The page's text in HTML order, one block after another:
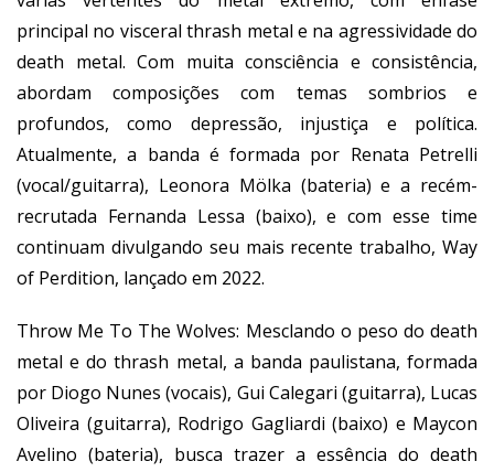
principal no visceral thrash metal e na agressividade do
death metal. Com muita consciência e consistência,
abordam composições com temas sombrios e
profundos, como depressão, injustiça e política.
Atualmente, a banda é formada por Renata Petrelli
(vocal/guitarra), Leonora Mölka (bateria) e a recém-
recrutada Fernanda Lessa (baixo), e com esse time
continuam divulgando seu mais recente trabalho, Way
of Perdition, lançado em 2022.
Throw Me To The Wolves: Mesclando o peso do death
metal e do thrash metal, a banda paulistana, formada
por Diogo Nunes (vocais), Gui Calegari (guitarra), Lucas
Oliveira (guitarra), Rodrigo Gagliardi (baixo) e Maycon
Avelino (bateria), busca trazer a essência do death